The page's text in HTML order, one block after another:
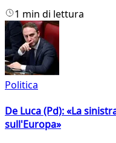
1 min di lettura
Politica
De Luca (Pd): «La
sull'Europa»